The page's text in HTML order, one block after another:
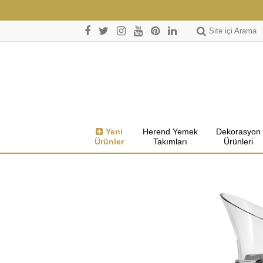
Site içi Arama
Yeni
Ürünler
Herend Yemek
Takımları
Dekorasyon
Ürünleri